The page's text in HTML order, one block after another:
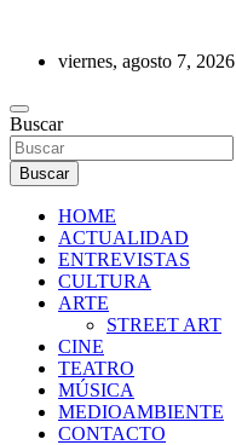
contenidoviernes, agosto 7, 2026
REVISTA DE PRENSA
Buscar
Buscar
HOME
ACTUALIDAD
ENTREVISTAS
CULTURA
ARTE
STREET ART
CINE
TEATRO
MÚSICA
MEDIOAMBIENTE
CONTACTO